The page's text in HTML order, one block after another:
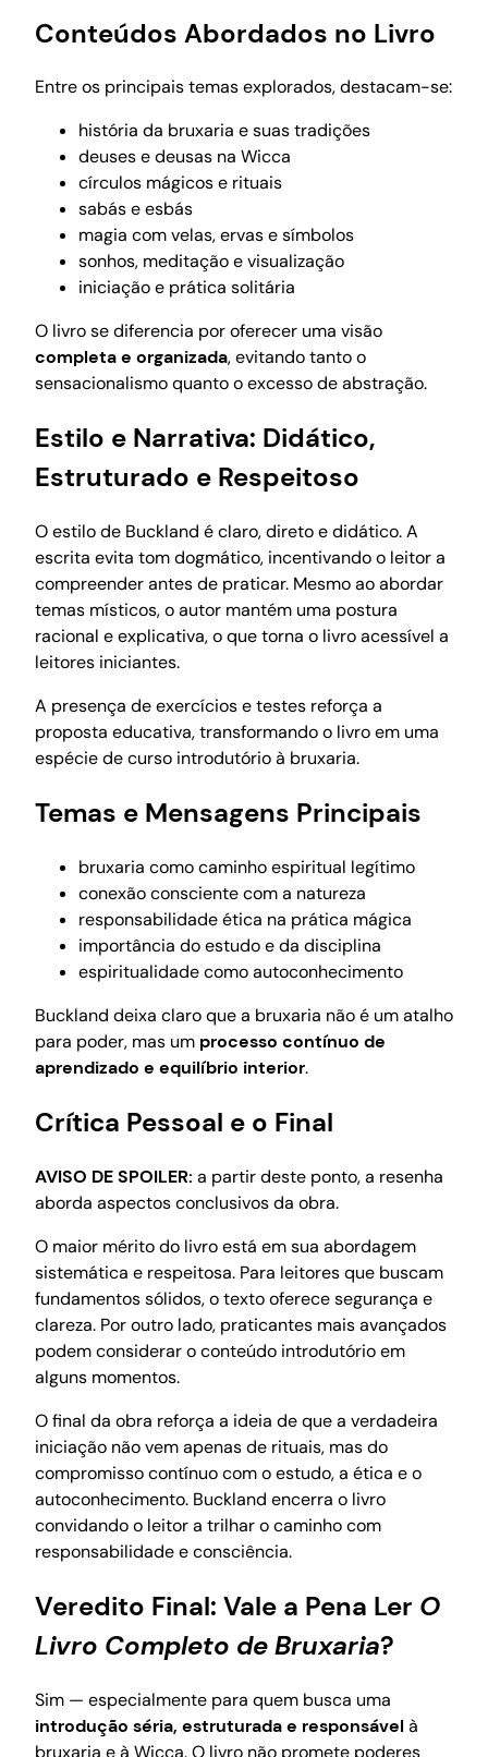
Conteúdos Abordados no Livro
Entre os principais temas explorados, destacam-se:
história da bruxaria e suas tradições
deuses e deusas na Wicca
círculos mágicos e rituais
sabás e esbás
magia com velas, ervas e símbolos
sonhos, meditação e visualização
iniciação e prática solitária
O livro se diferencia por oferecer uma visão
completa e organizada, evitando tanto o
sensacionalismo quanto o excesso de abstração.
Estilo e Narrativa: Didático,
Estruturado e Respeitoso
O estilo de Buckland é claro, direto e didático. A
escrita evita tom dogmático, incentivando o leitor a
compreender antes de praticar. Mesmo ao abordar
temas místicos, o autor mantém uma postura
racional e explicativa, o que torna o livro acessível a
leitores iniciantes.
A presença de exercícios e testes reforça a
proposta educativa, transformando o livro em uma
espécie de curso introdutório à bruxaria.
Temas e Mensagens Principais
bruxaria como caminho espiritual legítimo
conexão consciente com a natureza
responsabilidade ética na prática mágica
importância do estudo e da disciplina
espiritualidade como autoconhecimento
Buckland deixa claro que a bruxaria não é um atalho
para poder, mas um processo contínuo de
aprendizado e equilíbrio interior.
Crítica Pessoal e o Final
AVISO DE SPOILER: a partir deste ponto, a resenha
aborda aspectos conclusivos da obra.
O maior mérito do livro está em sua abordagem
sistemática e respeitosa. Para leitores que buscam
fundamentos sólidos, o texto oferece segurança e
clareza. Por outro lado, praticantes mais avançados
podem considerar o conteúdo introdutório em
alguns momentos.
O final da obra reforça a ideia de que a verdadeira
iniciação não vem apenas de rituais, mas do
compromisso contínuo com o estudo, a ética e o
autoconhecimento. Buckland encerra o livro
convidando o leitor a trilhar o caminho com
responsabilidade e consciência.
Veredito Final: Vale a Pena Ler O
Livro Completo de Bruxaria?
Sim — especialmente para quem busca uma
introdução séria, estruturada e responsávelà
bruxaria e à Wicca. O livro não promete poderes